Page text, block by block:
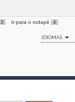
3 Ir para o rodapé 4
IDIOMAS